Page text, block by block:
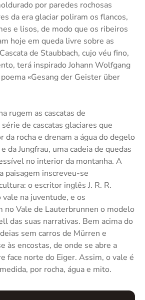
por paredes rochosas
da era glaciar poliram os flancos,
e lisos, de modo que os ribeiros
hoje em queda livre sobre as
de Staubbach, cujo véu fino,
terá inspirado Johann Wolfgang
«Gesang der Geister über
rugem as cascatas de
de cascatas glaciares que
da rocha e drenam a água do degelo
da Jungfrau, uma cadeia de quedas
no interior da montanha. A
paisagem inscreveu-se
o escritor inglês J. R. R.
na juventude, e os
no Vale de Lauterbrunnen o modelo
das suas narrativas. Bem acima do
sem carros de Mürren e
às encostas, de onde se abre a
face norte do Eiger. Assim, o vale é
por rocha, água e mito.